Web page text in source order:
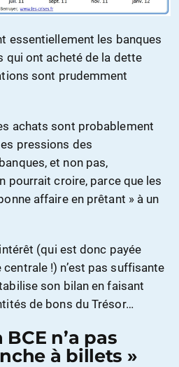
essentiellement les banques
qui ont acheté de la dette
sont prudemment
achats sont probablement
pressions des
et non pas,
pourrait croire, parce que les
affaire en prêtant » à un
(qui est donc payée
!) n’est pas suffisante
son bilan en faisant
de bons du Trésor…
n’a pas
à billets »